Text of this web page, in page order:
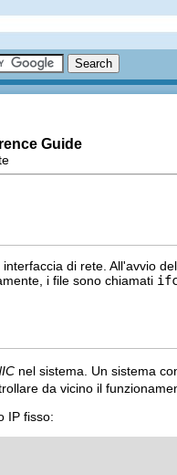
Guide
di rete. All'avvio
i file sono chiamati
nel sistema. Un sistema
da vicino il
IP fisso: